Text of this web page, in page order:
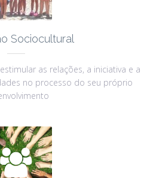
Sociocultural
as relações, a iniciativa e a
no processo do seu próprio
